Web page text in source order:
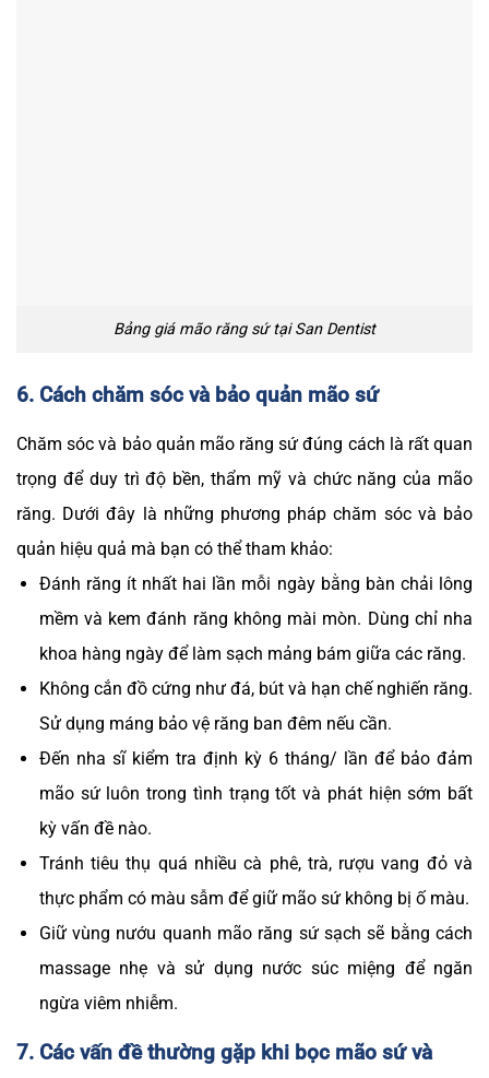
Bảng giá mão răng sứ tại San Dentist
6. Cách chăm sóc và bảo quản mão sứ
Chăm sóc và bảo quản mão răng sứ đúng cách là rất quan
trọng để duy trì độ bền, thẩm mỹ và chức năng của mão
răng. Dưới đây là những phương pháp chăm sóc và bảo
quản hiệu quả mà bạn có thể tham khảo:
Đánh răng ít nhất hai lần mỗi ngày bằng bàn chải lông
mềm và kem đánh răng không mài mòn. Dùng chỉ nha
khoa hàng ngày để làm sạch mảng bám giữa các răng.
Không cắn đồ cứng như đá, bút và hạn chế nghiến răng.
Sử dụng máng bảo vệ răng ban đêm nếu cần.
Đến nha sĩ kiểm tra định kỳ 6 tháng/ lần để bảo đảm
mão sứ luôn trong tình trạng tốt và phát hiện sớm bất
kỳ vấn đề nào.
Tránh tiêu thụ quá nhiều cà phê, trà, rượu vang đỏ và
thực phẩm có màu sẫm để giữ mão sứ không bị ố màu.
Giữ vùng nướu quanh mão răng sứ sạch sẽ bằng cách
massage nhẹ và sử dụng nước súc miệng để ngăn
ngừa viêm nhiễm.
7. Các vấn đề thường gặp khi bọc mão sứ và